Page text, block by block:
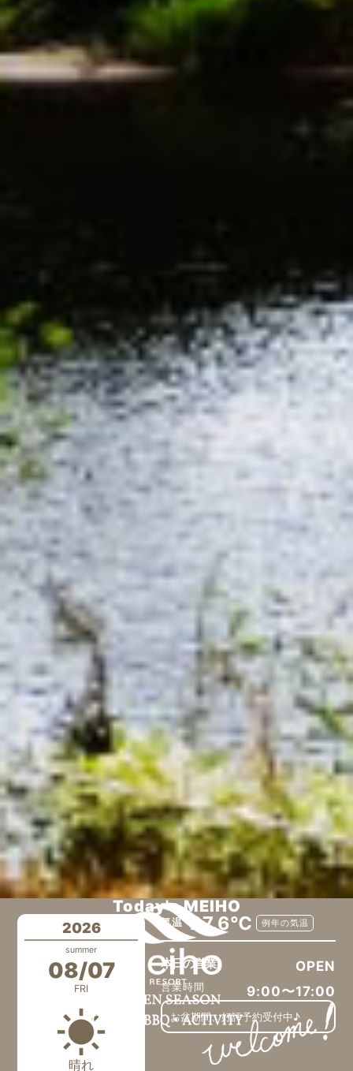
Today's MEIHO
2026
summer
08/07
FRI
晴れ
気温 27.6℃ 例年の気温
本日の営業 OPEN
営業時間 9:00〜17:00
お盆期間、好評予約受付中♪